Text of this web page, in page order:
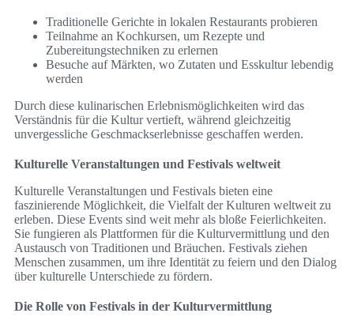
Traditionelle Gerichte in lokalen Restaurants probieren
Teilnahme an Kochkursen, um Rezepte und
Zubereitungstechniken zu erlernen
Besuche auf Märkten, wo Zutaten und Esskultur lebendig
werden
Durch diese kulinarischen Erlebnismöglichkeiten wird das
Verständnis für die Kultur vertieft, während gleichzeitig
unvergessliche Geschmackserlebnisse geschaffen werden.
Kulturelle Veranstaltungen und Festivals weltweit
Kulturelle Veranstaltungen und Festivals bieten eine
faszinierende Möglichkeit, die Vielfalt der Kulturen weltweit zu
erleben. Diese Events sind weit mehr als bloße Feierlichkeiten.
Sie fungieren als Plattformen für die Kulturvermittlung und den
Austausch von Traditionen und Bräuchen. Festivals ziehen
Menschen zusammen, um ihre Identität zu feiern und den Dialog
über kulturelle Unterschiede zu fördern.
Die Rolle von Festivals in der Kulturvermittlung